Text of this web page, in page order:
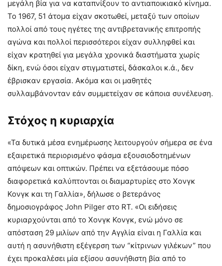
μεγάλη βία για να καταπνίξουν το αντιαποικιακό κίνημα.
Το 1967, 51 άτομα είχαν σκοτωθεί, μεταξύ των οποίων
πολλοί από τους ηγέτες της αντιβρετανικής επιτροπής
αγώνα και πολλοί περισσότεροι είχαν συλληφθεί και
είχαν κρατηθεί για μεγάλα χρονικά διαστήματα χωρίς
δίκη, ενώ όσοι είχαν στιγματιστεί, δάσκαλοι κ.ά., δεν
έβρισκαν εργασία. Ακόμα και οι μαθητές
συλλαμβάνονταν εάν συμμετείχαν σε κάποια συνέλευση.
Στόχος η κυριαρχία
«Τα δυτικά μέσα ενημέρωσης λειτουργούν σήμερα σε ένα
εξαιρετικά περιορισμένο φάσμα εξουσιοδοτημένων
απόψεων και οπτικών. Πρέπει να εξετάσουμε πόσο
διαφορετικά καλύπτονται οι διαμαρτυρίες στο Χονγκ
Κονγκ και τη Γαλλία», δήλωσε ο βετεράνος
δημοσιογράφος John Pilger στο RT. «Οι ειδήσεις
κυριαρχούνται από το Χονγκ Κονγκ, ενώ μόνο σε
απόσταση 29 μιλίων από την Αγγλία είναι η Γαλλία και
αυτή η ασυνήθιστη εξέγερση των “κίτρινων γιλέκων” που
έχει προκαλέσει μία εξίσου ασυνήθιστη βία από το